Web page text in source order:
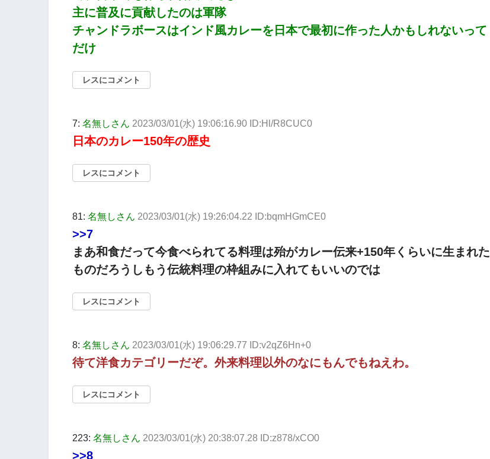
主に普及に貢献したのは軍隊
チャンドラボースはインド風カレーを日本で最初に作った人かもしれないって
だけ
レスにコメント
7: 名無しさん 2023/03/01(水) 19:06:16.90 ID:Hl/R8CUC0
日本のカレー150年の歴史
レスにコメント
81: 名無しさん 2023/03/01(水) 19:26:04.22 ID:bqmHGmCE0
>>7
まあ和食だって今食べられてる料理は殆がカレー伝来+150年くらいに生まれた
ものだろうしもう伝統料理の枠組みに入れてもいいのでは
レスにコメント
8: 名無しさん 2023/03/01(水) 19:06:29.77 ID:v2qZ6Hn+0
待て洋食カテゴリーだぞ。外来料理以外のなにもんでもねえわ。
レスにコメント
223: 名無しさん 2023/03/01(水) 20:38:07.28 ID:z878/xCO0
>>8